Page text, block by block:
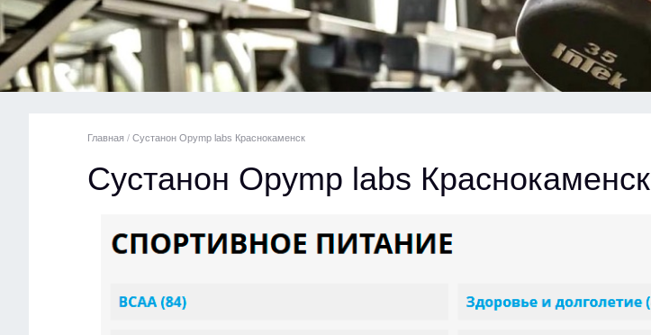
Главная / Сустанон Opymp labs Краснокаменск
Сустанон Opymp labs Краснокаменск